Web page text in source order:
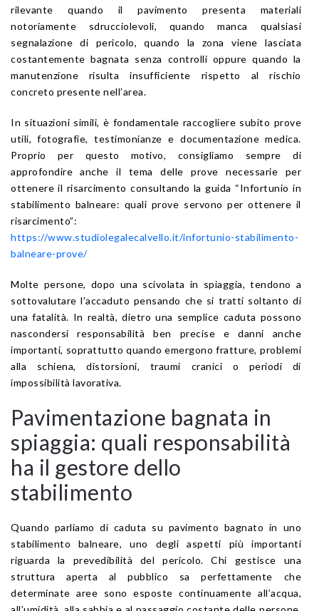
rilevante quando il pavimento presenta materiali
notoriamente sdrucciolevoli, quando manca qualsiasi
segnalazione di pericolo, quando la zona viene lasciata
costantemente bagnata senza controlli oppure quando la
manutenzione risulta insufficiente rispetto al rischio
concreto presente nell’area.
In situazioni simili, è fondamentale raccogliere subito prove
utili, fotografie, testimonianze e documentazione medica.
Proprio per questo motivo, consigliamo sempre di
approfondire anche il tema delle prove necessarie per
ottenere il risarcimento consultando la guida “Infortunio in
stabilimento balneare: quali prove servono per ottenere il
risarcimento”:
https://www.studiolegalecalvello.it/infortunio-stabilimento-
balneare-prove/
Molte persone, dopo una scivolata in spiaggia, tendono a
sottovalutare l’accaduto pensando che si tratti soltanto di
una fatalità. In realtà, dietro una semplice caduta possono
nascondersi responsabilità ben precise e danni anche
importanti, soprattutto quando emergono fratture, problemi
alla schiena, distorsioni, traumi cranici o periodi di
impossibilità lavorativa.
Pavimentazione bagnata in
spiaggia: quali responsabilità
ha il gestore dello
stabilimento
Quando parliamo di caduta su pavimento bagnato in uno
stabilimento balneare, uno degli aspetti più importanti
riguarda la prevedibilità del pericolo. Chi gestisce una
struttura aperta al pubblico sa perfettamente che
determinate aree sono esposte continuamente all’acqua,